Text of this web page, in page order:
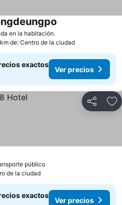
en la habitación.
de: Centro de la ciudad
exactos
Ver precios
Compartir
público
de la ciudad
exactos
Ver precios